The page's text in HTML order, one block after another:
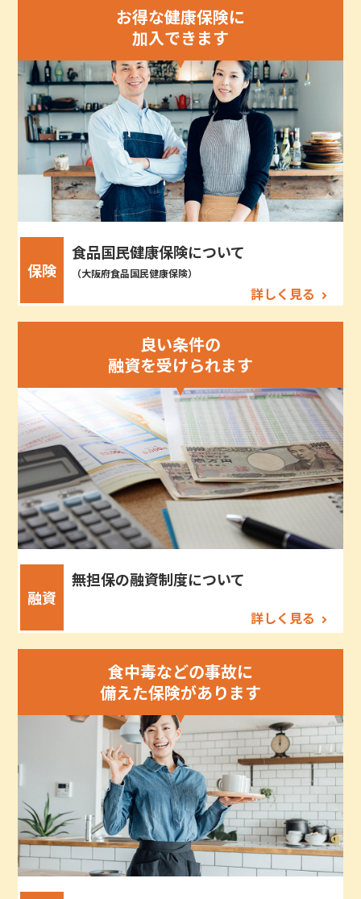
お得な健康保険に
加入できます
保険
食品国民健康保険について
（大阪府食品国民健康保険）
詳しく見る
良い条件の
融資を受けられます
融資
無担保の融資制度について
詳しく見る
食中毒などの事故に
備えた保険があります